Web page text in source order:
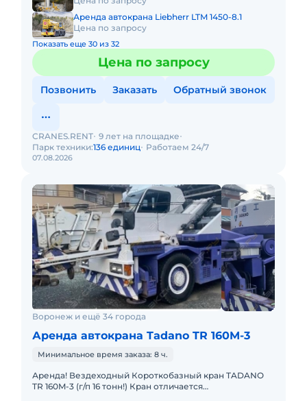
Аренда автокрана Liebherr LTM 1450-8.1
Цена по запросу
Показать еще 30 из 32
Цена по запросу
Позвонить Заказать Обратный звонок
07.08.2026
CRANES.RENT 9 лет на площадке
Парк техники:136 единиц Работаем 24/7
Воронеж и ещё 34 города
Аренда автокрана Tadano TR 160M-3
Минимальное время заказа: 8 ч.
Аренда! Вездеходный Короткобазный кран TADANO
TR 160M-3 (г/п 16 тонн!) Кран отличается